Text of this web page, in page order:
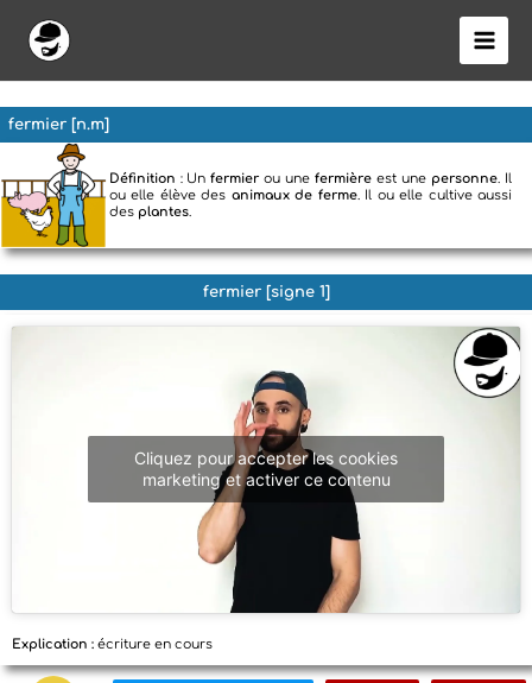
contenu
fermier [n.m]
Définition : Unfermier ou unefermière est une personne. Il
ou elle élève des animaux de ferme. Il ou elle cultive aussi
des plantes.
fermier [signe 1]
Cliquez pour accepter les cookies
marketing et activer ce contenu
Explication : écriture en cours